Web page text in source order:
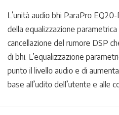
L’unità audio bhi ParaPro
della equalizzazione
cancellazione del rumore DSP
di bhi. L’equalizzazione
punto il livello audio e di
base all’udito dell’utente e alle